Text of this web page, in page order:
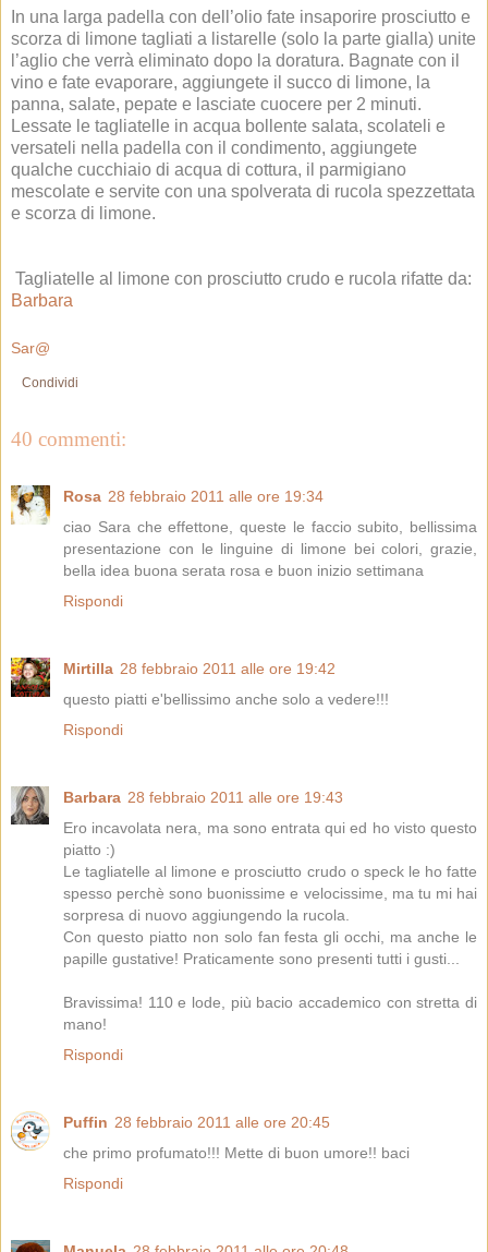
In una larga padella con dell’olio fate insaporire prosciutto e
scorza di limone tagliati a listarelle (solo la parte gialla) unite
l’aglio che verrà eliminato dopo la doratura. Bagnate con il
vino e fate evaporare, aggiungete il succo di limone, la
panna, salate, pepate e lasciate cuocere per 2 minuti.
Lessate le tagliatelle in acqua bollente salata, scolateli e
versateli nella padella con il condimento, aggiungete
qualche cucchiaio di acqua di cottura, il parmigiano
mescolate e servite con una spolverata di rucola spezzettata
e scorza di limone.
Tagliatelle al limone con prosciutto crudo e rucola rifatte da:
Barbara
Sar@
Condividi
40 commenti:
Rosa 28 febbraio 2011 alle ore 19:34
ciao Sara che effettone, queste le faccio subito, bellissima
presentazione con le linguine di limone bei colori, grazie,
bella idea buona serata rosa e buon inizio settimana
Rispondi
Mirtilla 28 febbraio 2011 alle ore 19:42
questo piatti e'bellissimo anche solo a vedere!!!
Rispondi
Barbara 28 febbraio 2011 alle ore 19:43
Ero incavolata nera, ma sono entrata qui ed ho visto questo
piatto :)
Le tagliatelle al limone e prosciutto crudo o speck le ho fatte
spesso perchè sono buonissime e velocissime, ma tu mi hai
sorpresa di nuovo aggiungendo la rucola.
Con questo piatto non solo fan festa gli occhi, ma anche le
papille gustative! Praticamente sono presenti tutti i gusti...
Bravissima! 110 e lode, più bacio accademico con stretta di
mano!
Rispondi
Puffin 28 febbraio 2011 alle ore 20:45
che primo profumato!!! Mette di buon umore!! baci
Rispondi